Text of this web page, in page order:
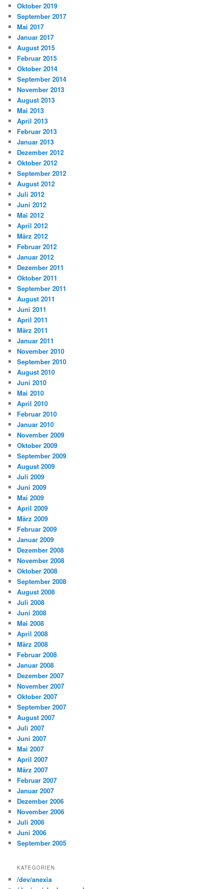
Oktober 2019
September 2017
Mai 2017
Januar 2017
August 2015
Februar 2015
Oktober 2014
September 2014
November 2013
August 2013
Mai 2013
April 2013
Februar 2013
Januar 2013
Dezember 2012
Oktober 2012
September 2012
August 2012
Juli 2012
Juni 2012
Mai 2012
April 2012
März 2012
Februar 2012
Januar 2012
Dezember 2011
Oktober 2011
September 2011
August 2011
Juni 2011
April 2011
März 2011
Januar 2011
November 2010
September 2010
August 2010
Juni 2010
Mai 2010
April 2010
Februar 2010
Januar 2010
November 2009
Oktober 2009
September 2009
August 2009
Juli 2009
Juni 2009
Mai 2009
April 2009
März 2009
Februar 2009
Januar 2009
Dezember 2008
November 2008
Oktober 2008
September 2008
August 2008
Juli 2008
Juni 2008
Mai 2008
April 2008
März 2008
Februar 2008
Januar 2008
Dezember 2007
November 2007
Oktober 2007
September 2007
August 2007
Juli 2007
Juni 2007
Mai 2007
April 2007
März 2007
Februar 2007
Januar 2007
Dezember 2006
November 2006
Juli 2006
Juni 2006
September 2005
KATEGORIEN
/dev/anexia